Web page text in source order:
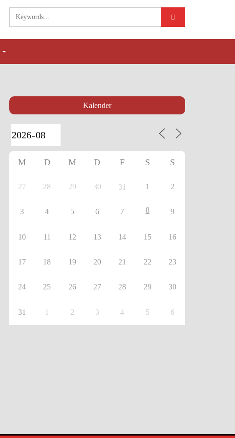
Kalender
M D M D F S S
27 28 29 30 31 1 2
3 4 5 6 7 8 9
10 11 12 13 14 15 16
17 18 19 20 21 22 23
24 25 26 27 28 29 30
31 1 2 3 4 5 6